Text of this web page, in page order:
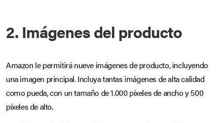
2. Imágenes del producto
Amazon le permitirá nueve imágenes de producto, incluyendo
una imagen principal. Incluya tantas imágenes de alta calidad
como pueda, con un tamaño de 1.000 píxeles de ancho y 500
píxeles de alto.